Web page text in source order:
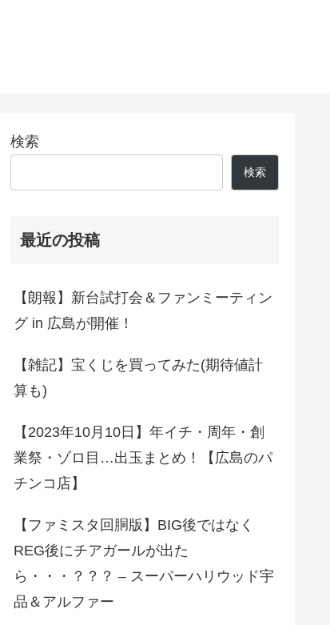
検索
検索
最近の投稿
【朗報】新台試打会＆ファンミーティン
グ in 広島が開催！
【雑記】宝くじを買ってみた(期待値計
算も)
【2023年10月10日】年イチ・周年・創
業祭・ゾロ目…出玉まとめ！【広島のパ
チンコ店】
【ファミスタ回胴版】BIG後ではなく
REG後にチアガールが出た
ら・・・？？？ – スーパーハリウッド宇
品＆アルファー